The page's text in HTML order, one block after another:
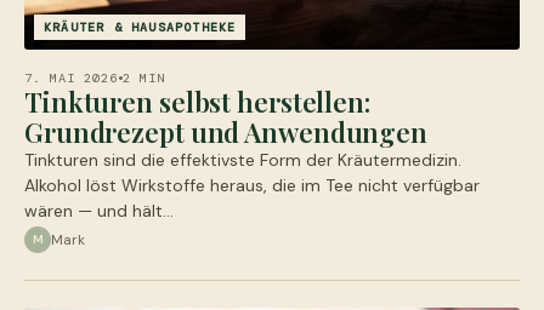
KRÄUTER & HAUSAPOTHEKE
7. MAI 2026 2 MIN
Tinkturen selbst herstellen:
Grundrezept und Anwendungen
Tinkturen sind die effektivste Form der Kräutermedizin.
Alkohol löst Wirkstoffe heraus, die im Tee nicht verfügbar
wären — und hält…
M Mark